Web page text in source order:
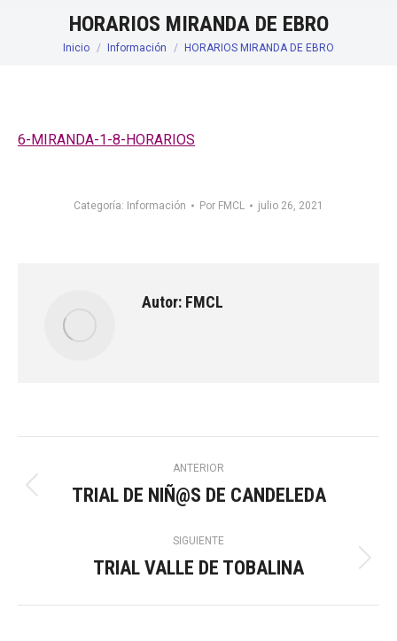
HORARIOS MIRANDA DE EBRO
Estás aquí:
Inicio Información HORARIOS MIRANDA DE EBRO
6-MIRANDA-1-8-HORARIOS
Categoría: Información Por FMCL julio 26, 2021
Autor: FMCL
Navegación
entre
publicaciones
ANTERIOR
Publicación
TRIAL DE NIÑ@S DE CANDELEDA
SIGUIENTE
Publicación
TRIAL VALLE DE TOBALINA